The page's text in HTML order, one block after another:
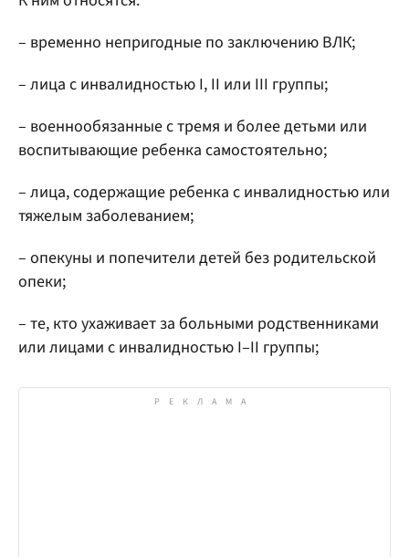
– временно непригодные по заключению ВЛК;
– лица с инвалидностью I, II или III группы;
– военнообязанные с тремя и более детьми или
воспитывающие ребенка самостоятельно;
– лица, содержащие ребенка с инвалидностью или
тяжелым заболеванием;
– опекуны и попечители детей без родительской
опеки;
– те, кто ухаживает за больными родственниками
или лицами с инвалидностью I–II группы;